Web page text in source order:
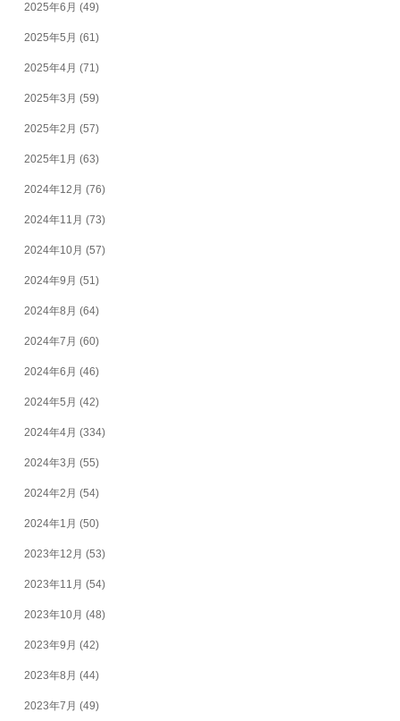
2025年6月 (49)
2025年5月 (61)
2025年4月 (71)
2025年3月 (59)
2025年2月 (57)
2025年1月 (63)
2024年12月 (76)
2024年11月 (73)
2024年10月 (57)
2024年9月 (51)
2024年8月 (64)
2024年7月 (60)
2024年6月 (46)
2024年5月 (42)
2024年4月 (334)
2024年3月 (55)
2024年2月 (54)
2024年1月 (50)
2023年12月 (53)
2023年11月 (54)
2023年10月 (48)
2023年9月 (42)
2023年8月 (44)
2023年7月 (49)